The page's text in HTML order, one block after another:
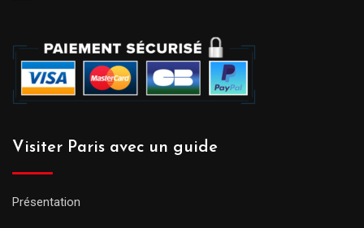
Visiter Paris avec un guide
Présentation